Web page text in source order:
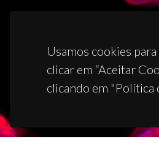
Usamos cookies
clicar em “Aceitar
clicando em "Política